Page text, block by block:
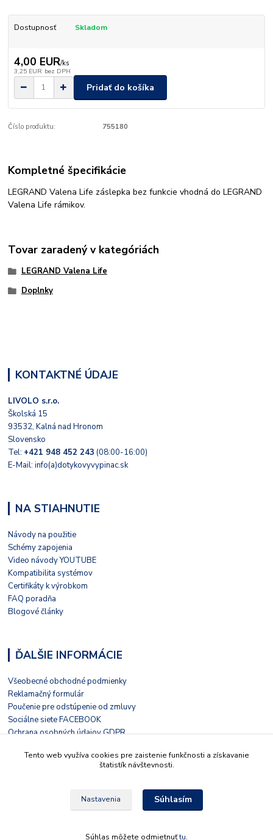
Dostupnosť Skladom
4,00 EUR/ks
3,25 EUR bez DPH
Pridať do košíka
Číslo produktu: 755180
Kompletné špecifikácie
LEGRAND Valena Life záslepka bez funkcie vhodná do LEGRAND
Valena Life rámikov.
Tovar zaradený v kategóriách
LEGRAND Valena Life
Doplnky
KONTAKTNÉ ÚDAJE
LIVOLO s.r.o.
Školská 15
93532, Kalná nad Hronom
Slovensko
Tel: +421 948 452 243 (08:00-16:00)
E-Mail: info(a)dotykovyvypinac.sk
NA STIAHNUTIE
Návody na použitie
Schémy zapojenia
Video návody YOUTUBE
Kompatibilita systémov
Certifikáty k výrobkom
FAQ poradňa
Blogové články
ĎALŠIE INFORMÁCIE
Všeobecné obchodné podmienky
Reklamačný formulár
Poučenie pre odstúpenie od zmluvy
Sociálne siete FACEBOOK
Ochrana osobných údajov GDPR
Kontaktný formulár
Hronom, Slovensko
Tento web využíva cookies pre zaistenie funkčnosti a získavanie
štatistík návštevnosti.
Nastavenia Súhlasím
Súhlas môžete odmietnuťtu.